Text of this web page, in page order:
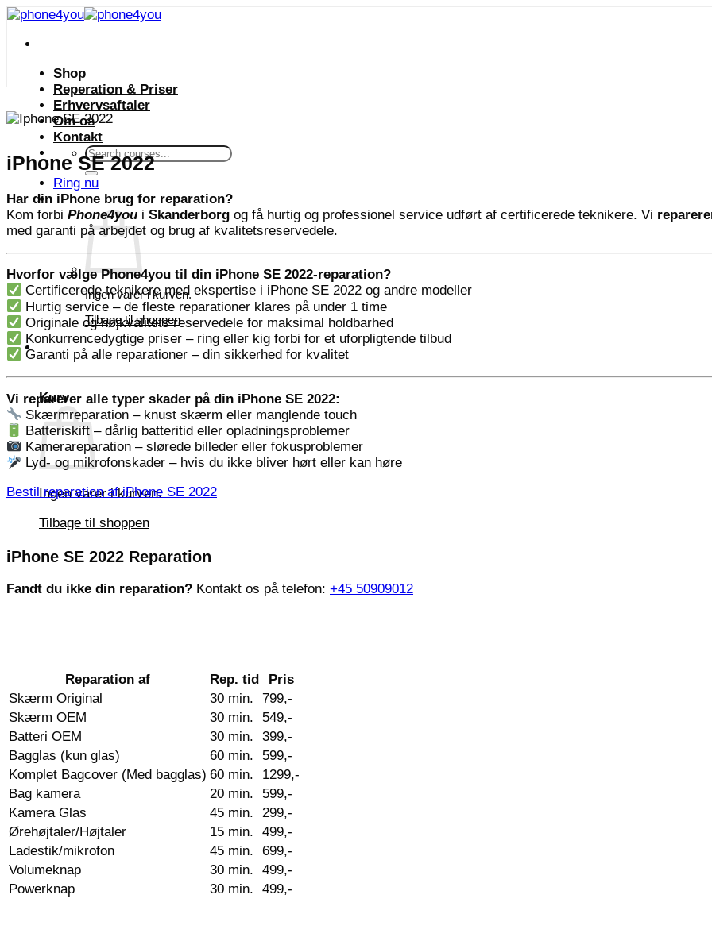
Fortsæt
indhold
Shop
Reperation & Priser
Erhvervsaftaler
Om os
Kontakt
Søg
efter:
Ring nu
Ingen varer i kurven.
Tilbage til shoppen
Kurv
Ingen varer i kurven.
Tilbage til shoppen
iPhone SE 2022
Har din iPhone brug for reparation?
Kom forbi Phone4you i Skanderborg og få hurtig og professionel service udført af certificerede teknikere. Vi
med garanti på arbejdet og brug af kvalitetsreservedele.
Hvorfor vælge Phone4you til din iPhone SE 2022-reparation?
Certificerede teknikere med ekspertise i iPhone SE 2022 og andre modeller
Hurtig service – de fleste reparationer klares på under 1 time
Originale og højkvalitets reservedele for maksimal holdbarhed
Konkurrencedygtige priser – ring eller kig forbi for et uforpligtende tilbud
Garanti på alle reparationer – din sikkerhed for kvalitet
Vi reparerer alle typer skader på din iPhone SE 2022:
Skærmreparation – knust skærm eller manglende touch
Batteriskift – dårlig batteritid eller opladningsproblemer
Kamerareparation – slørede billeder eller fokusproblemer
Lyd- og mikrofonskader – hvis du ikke bliver hørt eller kan høre
Bestil reparation af iPhone SE 2022
iPhone SE 2022 Reparation
Fandt du ikke din reparation? Kontakt os på telefon: +45 50909012
Reparation af Rep. tid
Pris
Skærm Original
30 min.
799,-
Skærm OEM
30 min.
549,-
Batteri OEM
30 min.
399,-
Bagglas (kun glas)
60 min.
599,-
Komplet Bagcover (Med bagglas) 60 min.
1299,-
Bag kamera
20 min.
599,-
Kamera Glas
45 min.
299,-
Ørehøjtaler/Højtaler
15 min.
499,-
Ladestik/mikrofon
45 min.
699,-
Volumeknap
30 min.
499,-
Powerknap
30 min. 499,-